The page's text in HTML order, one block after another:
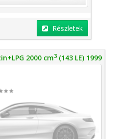
Részletek
2000 cm3 (143 LE) 1999